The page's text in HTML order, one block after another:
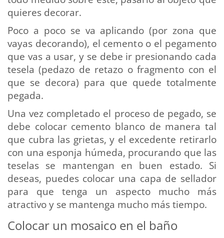
quieres decorar.
Poco a poco se va aplicando (por zona que
vayas decorando), el cemento o el pegamento
que vas a usar, y se debe ir presionando cada
tesela (pedazo de retazo o fragmento con el
que se decora) para que quede totalmente
pegada.
Una vez completado el proceso de pegado, se
debe colocar cemento blanco de manera tal
que cubra las grietas, y el excedente retirarlo
con una esponja húmeda, procurando que las
teselas se mantengan en buen estado. Si
deseas, puedes colocar una capa de sellador
para que tenga un aspecto mucho más
atractivo y se mantenga mucho más tiempo.
Colocar un mosaico en el baño